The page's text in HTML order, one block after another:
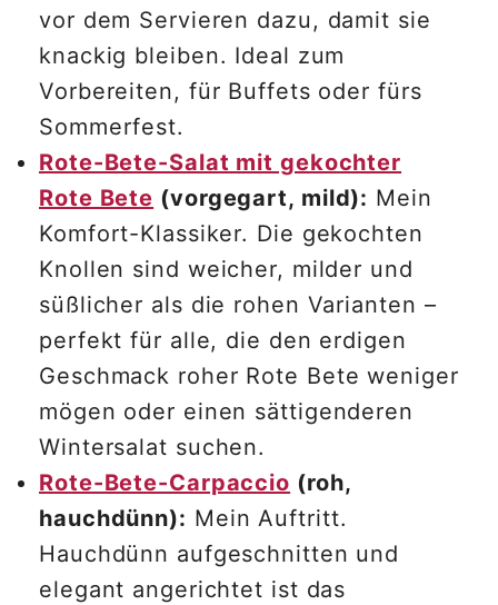
vor dem Servieren dazu, damit sie
knackig bleiben. Ideal zum
Vorbereiten, für Buffets oder fürs
Sommerfest.
Rote-Bete-Salat mit gekochter
Rote Bete (vorgegart, mild): Mein
Komfort-Klassiker. Die gekochten
Knollen sind weicher, milder und
süßlicher als die rohen Varianten –
perfekt für alle, die den erdigen
Geschmack roher Rote Bete weniger
mögen oder einen sättigenderen
Wintersalat suchen.
Rote-Bete-Carpaccio (roh,
hauchdünn): Mein Auftritt.
Hauchdünn aufgeschnitten und
elegant angerichtet ist das